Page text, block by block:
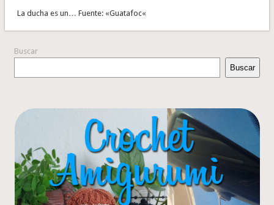
La ducha es un… Fuente: «Guatafoc«
Buscar
Buscar